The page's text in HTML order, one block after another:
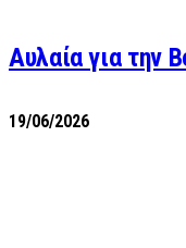
Αυλαία για την
19/06/2026